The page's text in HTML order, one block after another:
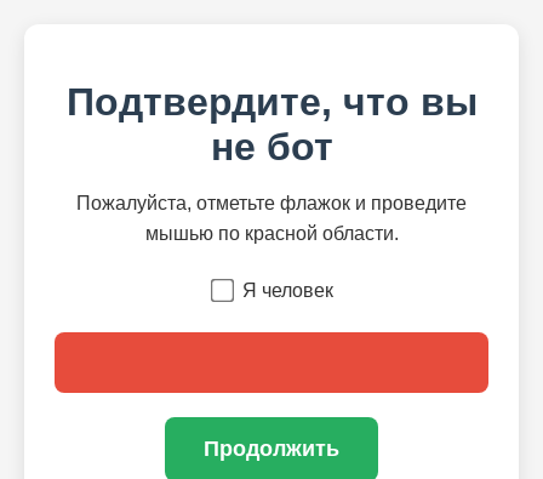
Подтвердите, что вы
не бот
Пожалуйста, отметьте флажок и проведите
мышью по красной области.
Я человек
Продолжить